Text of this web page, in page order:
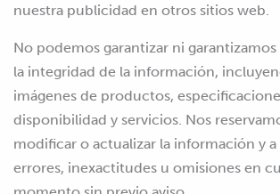
nuestra publicidad en otros sitios web.
No podemos garantizar ni
la integridad de la información,
imágenes de productos,
disponibilidad y servicios. Nos
modificar o actualizar la información y
errores, inexactitudes u omisiones en